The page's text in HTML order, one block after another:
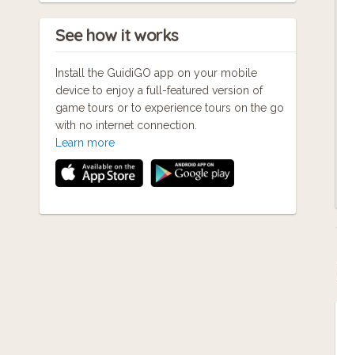
See how it works
Install the GuidiGO app on your mobile
device to enjoy a full-featured version of
game tours or to experience tours on the go
with no internet connection.
Learn more